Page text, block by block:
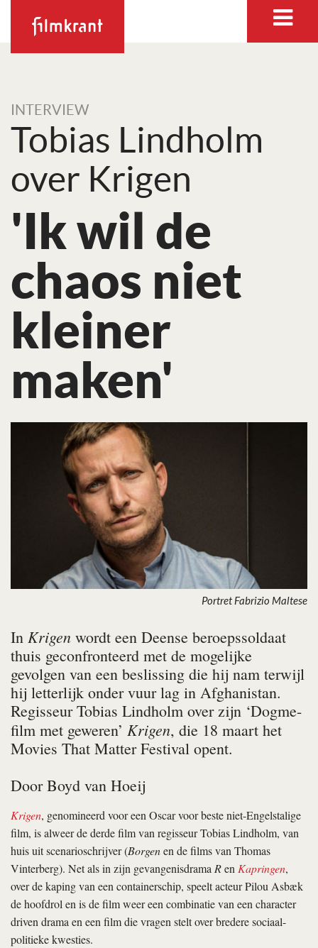
INTERVIEW
Tobias Lindholm
over Krigen
'Ik wil de
chaos niet
kleiner
maken'
Portret Fabrizio Maltese
In Krigen wordt een Deense beroeps­soldaat
thuis gecon­fron­teerd met de mogelijke
gevolgen van een beslissing die hij nam terwijl
hij letterlijk onder vuur lag in Afghanistan.
Regisseur Tobias Lindholm over zijn ‘Dogme-
film met geweren’ Krigen, die 18 maart het
Movies That Matter Festival opent.
DoorBoyd van Hoeij
Krigen, genomineerd voor een Oscar voor beste niet-­Engelstalige
film, is alweer de derde film van regisseur Tobias Lindholm, van
huis uit scenarioschrijver (Borgenen de films van Thomas
Vinterberg). Net als in zijn gevangenisdramaRenKapringen,
over de kaping van een containerschip, speelt acteur Pilou Asbæk
de hoofdrol en is de film weer een combinatie van een character
driven drama en een film die vragen stelt over bredere sociaal-
politieke kwesties.